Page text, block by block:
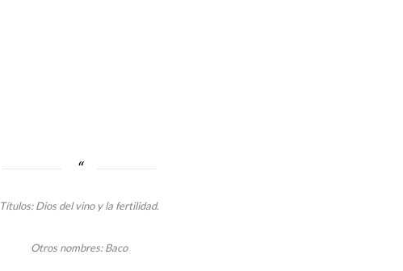
Títulos: Dios del vino y la fertilidad.
Otros nombres: Baco